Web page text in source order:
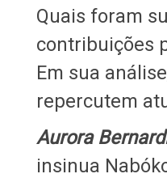
Quais foram
contribuições
Em sua
repercutem
Aurora
insinua